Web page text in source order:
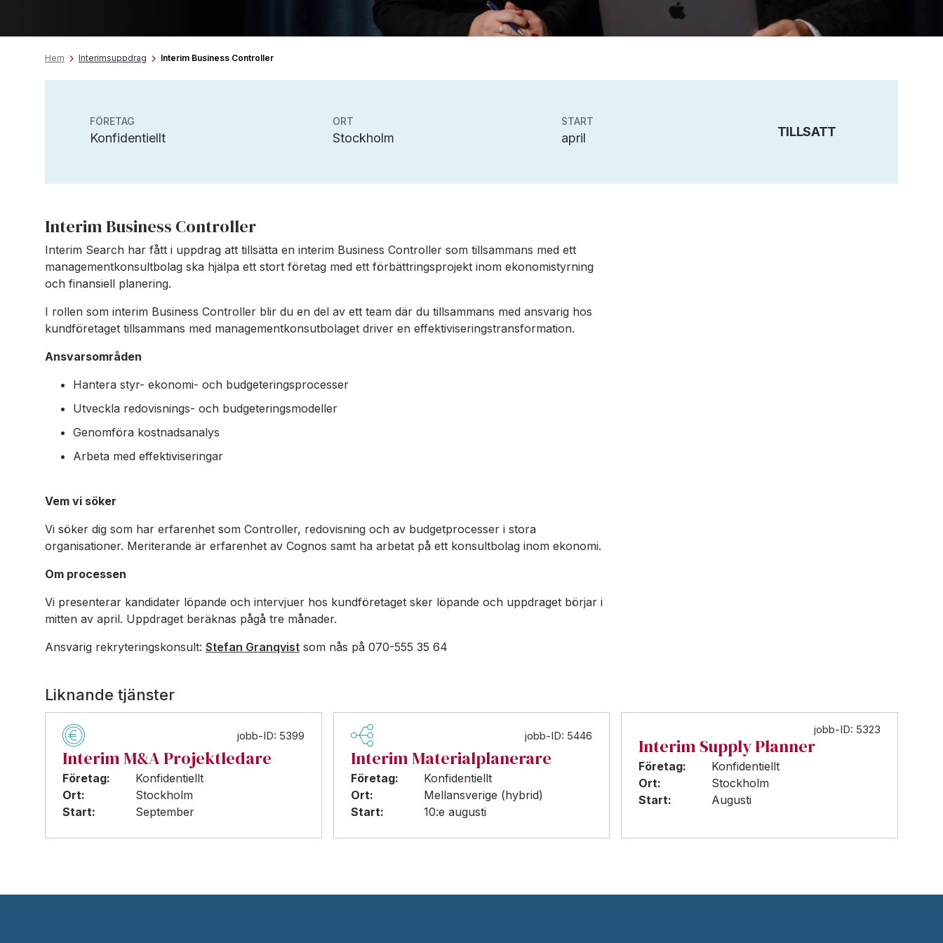
Hem Interimsuppdrag Interim Business Controller
FÖRETAG
Konfidentiellt
ORT
Stockholm
START
april TILLSATT
Interim Business Controller
Interim Search har fått i uppdrag att tillsätta en interim Business Controller som tillsammans med ett
managementkonsultbolag ska hjälpa ett stort företag med ett förbättringsprojekt inom ekonomistyrning
och finansiell planering.
I rollen som interim Business Controller blir du en del av ett team där du tillsammans med ansvarig hos
kundföretaget tillsammans med managementkonsutbolaget driver en effektiviseringstransformation.
Ansvarsområden
Hantera styr- ekonomi- och budgeteringsprocesser
Utveckla redovisnings- och budgeteringsmodeller
Genomföra kostnadsanalys
Arbeta med effektiviseringar
Vem vi söker
Vi söker dig som har erfarenhet som Controller, redovisning och av budgetprocesser i stora
organisationer. Meriterande är erfarenhet av Cognos samt ha arbetat på ett konsultbolag inom ekonomi.
Om processen
Vi presenterar kandidater löpande och intervjuer hos kundföretaget sker löpande och uppdraget börjar i
mitten av april. Uppdraget beräknas pågå tre månader.
Ansvarig rekryteringskonsult: Stefan Granqvist som nås på 070-555 35 64
Liknande tjänster
jobb-ID: 5399
Interim M&A Projektledare
Företag:
Konfidentiellt
Ort:
Stockholm
Start:
September
jobb-ID: 5446
Interim Materialplanerare
Företag:
Konfidentiellt
Ort:
Mellansverige (hybrid)
Start:
10:e augusti
jobb-ID: 5323
Interim Supply Planner
Företag:
Konfidentiellt
Ort:
Stockholm
Start:
Augusti